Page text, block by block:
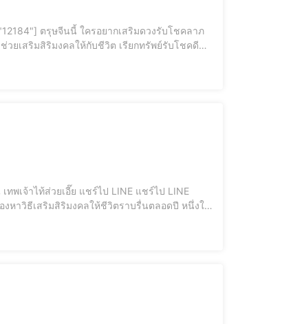
วยเสริมสิริมงคลให้กับชีวิต เรียกทรัพย์รับโชคดี